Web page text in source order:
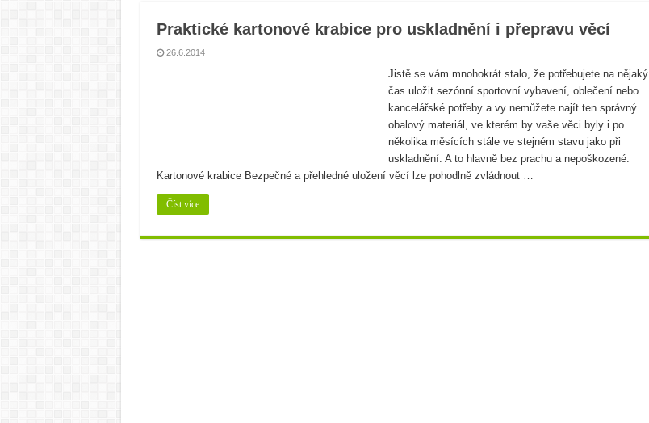
Bramborová kaše na více způsobů
Víno a sýry: Najděte vínu toho nejlepšího parťáka
Praktické kartonové krabice pro uskladnění i přepravu věcí
26.6.2014
Jistě se vám mnohokrát stalo, že potřebujete na nějaký
čas uložit sezónní sportovní vybavení, oblečení nebo
kancelářské potřeby a vy nemůžete najít ten správný
obalový materiál, ve kterém by vaše věci byly i po
několika měsících stále ve stejném stavu jako při
uskladnění. A to hlavně bez prachu a nepoškozené.
Kartonové krabice Bezpečné a přehledné uložení věcí lze pohodlně zvládnout …
Číst více